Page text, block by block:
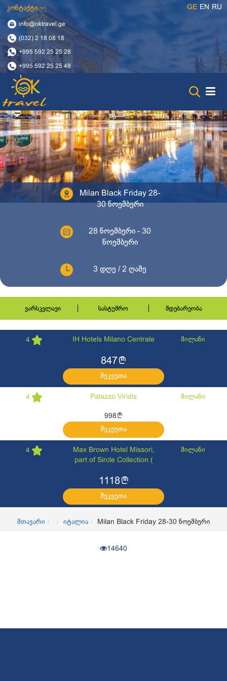
კონტაქტი
info@oktravel.ge
(032) 2 18 08 18
+995 592 25 25 28
+995 592 25 25 48
GE EN RU
Milan Black Friday 28-
30 ნოემბერი
28 ნოემბერი - 30
ნოემბერი
3 დღე / 2 ღამე
ვარსკვლავი სასტუმრო მდებარეობა
4 IH Hotels Milano Centrale მილანი
847l
შეკვეთა
4 Palazzo Viridis მილანი
998 l
შეკვეთა
4
Max Brown Hotel Missori,
part of Sircle Collection (
მილანი
1118l
შეკვეთა
მთავარი იტალია Milan Black Friday 28-30 ნოემბერი
14640